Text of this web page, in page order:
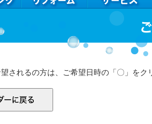
されるの方は、ご希望日時の「〇」を